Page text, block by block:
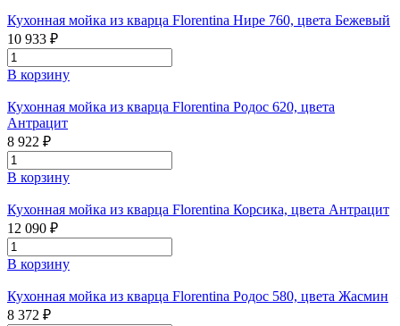
Кухонная мойка из кварца Florentina Нире 760, цвета Бежевый
10 933 ₽
В корзину
Кухонная мойка из кварца Florentina Родос 620, цвета
Антрацит
8 922 ₽
В корзину
Кухонная мойка из кварца Florentina Корсика, цвета Антрацит
12 090 ₽
В корзину
Кухонная мойка из кварца Florentina Родос 580, цвета Жасмин
8 372 ₽